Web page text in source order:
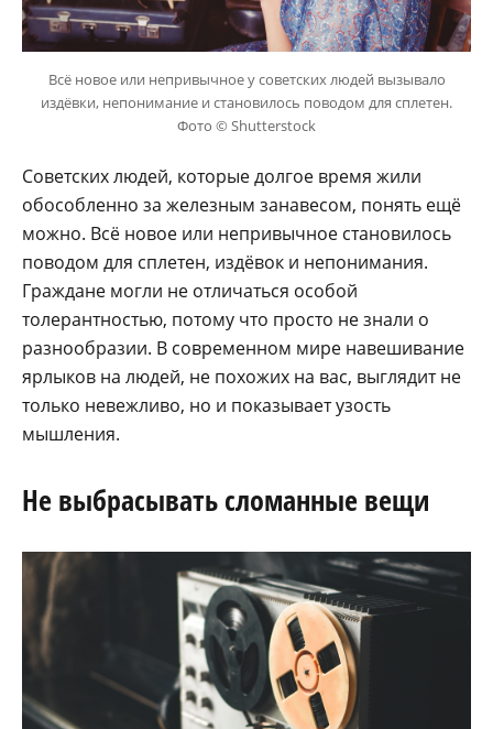
Всё новое или непривычное у советских людей вызывало
издёвки, непонимание и становилось поводом для сплетен.
Фото © Shutterstock
Советских людей, которые долгое время жили
обособленно за железным занавесом, понять ещё
можно. Всё новое или непривычное становилось
поводом для сплетен, издёвок и непонимания.
Граждане могли не отличаться особой
толерантностью, потому что просто не знали о
разнообразии. В современном мире навешивание
ярлыков на людей, не похожих на вас, выглядит не
только невежливо, но и показывает узость
мышления.
Не выбрасывать сломанные вещи